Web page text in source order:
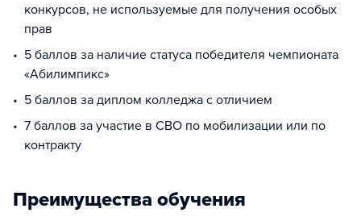
конкурсов, не используемые для получения особых
прав
5 баллов за наличие статуса победителя чемпионата
«Абилимпикс»
5 баллов за диплом колледжа с отличием
7 баллов за участие в СВО по мобилизации или по
контракту
Преимущества обучения